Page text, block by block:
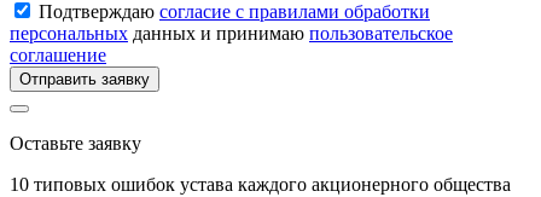
Подтверждаю согласие с правилами обработки
персональных данных и принимаю пользовательское
соглашение
Отправить заявку
Оставьте заявку
10 типовых ошибок устава каждого акционерного общества